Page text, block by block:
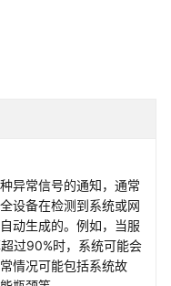
异常信号的通知，通常
设备在检测到系统或网
动生成的。例如，当服
过90%时，系统可能会
情况可能包括系统故